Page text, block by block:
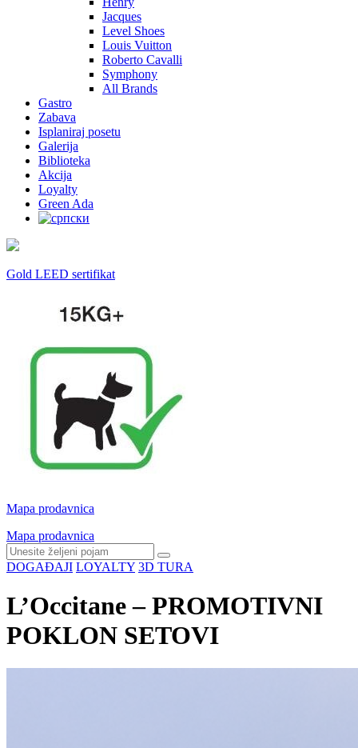
Jacques
Level Shoes
Louis Vuitton
Roberto Cavalli
Symphony
All Brands
Gastro
Zabava
Isplaniraj posetu
Galerija
Biblioteka
Akcija
Loyalty
Green Ada
Gold LEED sertifikat
Mapa prodavnica
Mapa prodavnica
DOGAĐAJI LOYALTY 3D TURA
L’Occitane – PROMOTIVNI
POKLON SETOVI